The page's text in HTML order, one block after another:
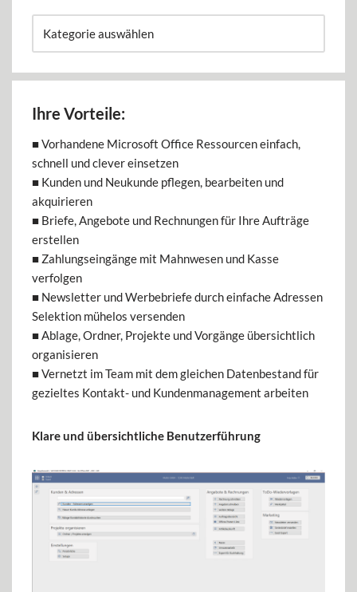
Ihre Vorteile:
■ Vorhandene Microsoft Office Ressourcen einfach,
schnell und clever einsetzen
■ Kunden und Neukunde pflegen, bearbeiten und
akquirieren
■ Briefe, Angebote und Rechnungen für Ihre Aufträge
erstellen
■ Zahlungseingänge mit Mahnwesen und Kasse
verfolgen
■ Newsletter und Werbebriefe durch einfache Adressen
Selektion mühelos versenden
■ Ablage, Ordner, Projekte und Vorgänge übersichtlich
organisieren
■ Vernetzt im Team mit dem gleichen Datenbestand für
gezieltes Kontakt- und Kundenmanagement arbeiten
Klare und übersichtliche Benutzerführung